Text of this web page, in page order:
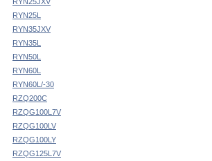
RYN25L
RYN35JXV
RYN35L
RYN50L
RYN60L
RYN60L/-30
RZQ200C
RZQG100L7V
RZQG100LV
RZQG100LY
RZQG125L7V